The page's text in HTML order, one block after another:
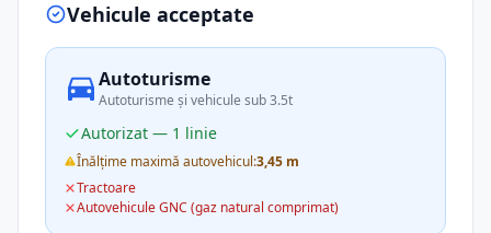
Vehicule acceptate
Autoturisme
Autoturisme și vehicule sub 3.5t
Autorizat — 1 linie
Înălțime maximă autovehicul:3,45 m
Tractoare
Autovehicule GNC (gaz natural comprimat)